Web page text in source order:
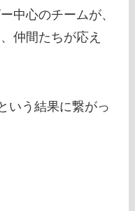
中心のチームが、
仲間たちが応え
いう結果に繋がっ